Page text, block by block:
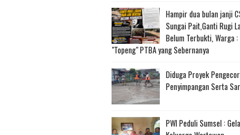
Hampir dua bulan janji
Sungai Pait,Ganti Rugi
Belum Terbukti, Warga
"Topeng" PTBA yang Sebernanya
Diduga Proyek
Penyimpangan Serta
PWI Peduli Sumsel :